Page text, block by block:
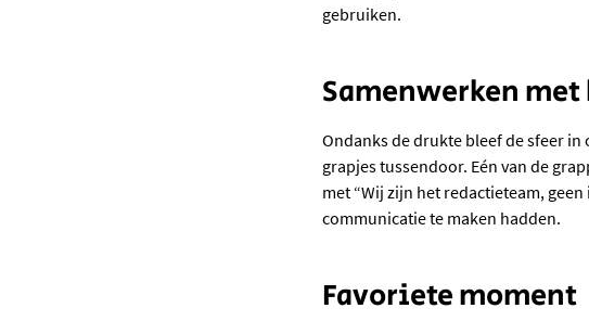
gebruiken.
Samenwerken
Ondanks de drukte bleef de sfeer
grapjes tussendoor. Eén van de
met “Wij zijn het redactieteam,
communicatie te maken hadden.
Favoriete moment